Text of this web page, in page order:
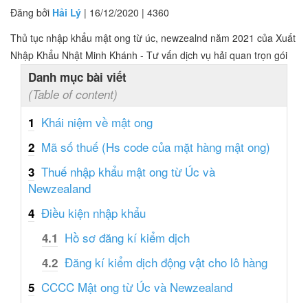
Đăng bởi Hải Lý | 16/12/2020 | 4360
Thủ tục nhập khẩu mật ong từ úc, newzealnd năm 2021 của Xuất
Nhập Khẩu Nhật Minh Khánh - Tư vấn dịch vụ hải quan trọn gói
Danh mục bài viết
(Table of content)
1 Khái niệm về mật ong
2 Mã số thuế (Hs code của mặt hàng mật ong)
3 Thuế nhập khẩu mật ong từ Úc và
Newzealand
4 Điều kiện nhập khẩu
4.1 Hồ sơ đăng kí kiểm dịch
4.2 Đăng kí kiểm dịch động vật cho lô hàng
5 CCCC Mật ong từ Úc và Newzealand